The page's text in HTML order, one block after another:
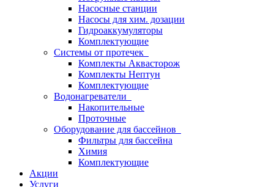
Насосные станции
Насосы для хим. дозации
Гидроаккумуляторы
Комплектующие
Системы от протечек
Комплекты Аквасторож
Комплекты Нептун
Комплектующие
Водонагреватели
Накопительные
Проточные
Оборудование для бассейнов
Фильтры для бассейна
Химия
Комплектующие
Акции
Услуги